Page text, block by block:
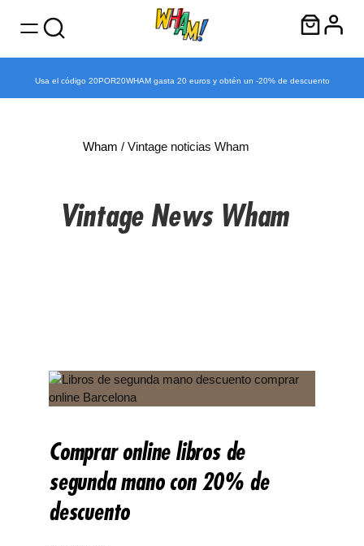
Usa el código 20POR20WHAM gasta 20 euros y obtén un -20% de descuento
Wham / Vintage noticias Wham
Vintage News Wham
Comprar online libros de
segunda mano con 20% de
descuento